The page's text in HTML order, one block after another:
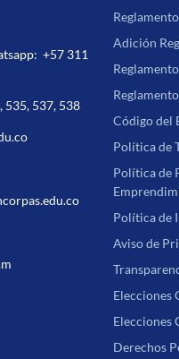
+57 311
535, 537, 538
Adición
Código del
Política de
Política de
Política de
Aviso de
Elecciones
Elecciones
Derechos